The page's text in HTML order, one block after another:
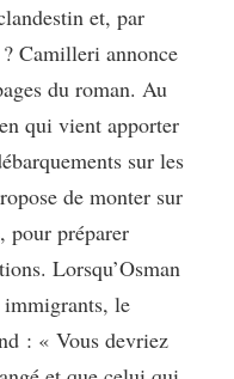
et, par
Camilleri annonce
du roman. Au
qui vient apporter
sur les
de monter sur
pour préparer
Lorsqu’Osman
immigrants, le
: « Vous devriez